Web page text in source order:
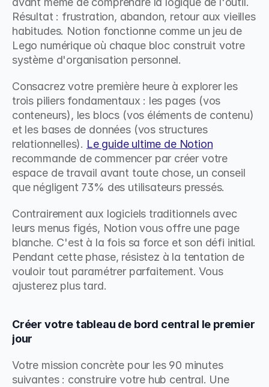
Résultat : frustration, abandon, retour aux vieilles
habitudes. Notion fonctionne comme un jeu de
Lego numérique où chaque bloc construit votre
système d'organisation personnel.
Consacrez votre première heure à explorer les
trois piliers fondamentaux : les pages (vos
conteneurs), les blocs (vos éléments de contenu)
et les bases de données (vos structures
relationnelles). Le guide ultime de Notion
recommande de commencer par créer votre
espace de travail avant toute chose, un conseil
que négligent 73% des utilisateurs pressés.
Contrairement aux logiciels traditionnels avec
leurs menus figés, Notion vous offre une page
blanche. C'est à la fois sa force et son défi initial.
Pendant cette phase, résistez à la tentation de
vouloir tout paramétrer parfaitement. Vous
ajusterez plus tard.
Créer votre tableau de bord central le premier
jour
Votre mission concrète pour les 90 minutes
suivantes : construire votre hub central. Une